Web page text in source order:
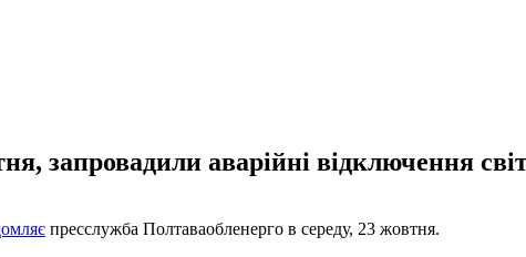
запровадили аварійні відключення
пресслужба Полтаваобленерго в середу, 23 жовтня.